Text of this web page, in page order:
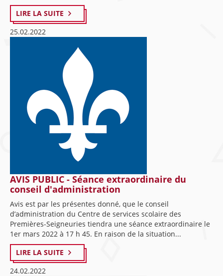
LIRE LA SUITE
25.02.2022
AVIS PUBLIC - Séance extraordinaire du
conseil d'administration
Avis est par les présentes donné, que le conseil
d’administration du Centre de services scolaire des
Premières-Seigneuries tiendra une séance extraordinaire le
1er mars 2022 à 17 h 45. En raison de la situation...
LIRE LA SUITE
24.02.2022